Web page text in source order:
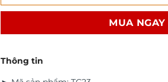
MUA NGAY
Thông tin